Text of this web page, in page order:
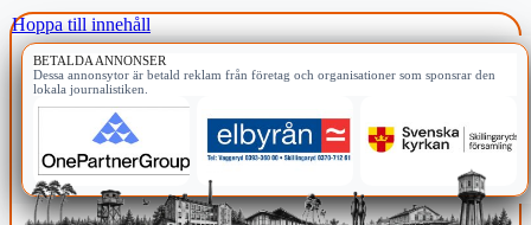
Hoppa till innehåll
BETALDA ANNONSER
Dessa annonsytor är betald reklam från företag och organisationer som sponsrar den
lokala journalistiken.